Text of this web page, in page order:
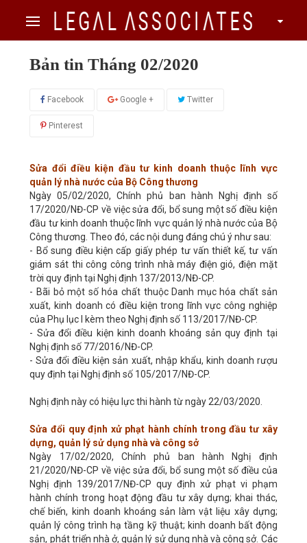
Bản tin Tháng 02/2020
Facebook Google + Twitter
Pinterest
Sửa đổi điều kiện đầu tư kinh doanh thuộc lĩnh vực
quản lý nhà nước của Bộ Công thương
Ngày 05/02/2020, Chính phủ ban hành Nghị định số
17/2020/NĐ-CP về việc sửa đổi, bổ sung một số điều kiện
đầu tư kinh doanh thuộc lĩnh vực quản lý nhà nước của Bộ
Công thương. Theo đó, các nội dung đáng chú ý như sau:
- Bổ sung điều kiện cấp giấy phép tư vấn thiết kế, tư vấn
giám sát thi công công trình nhà máy điện gió, điện mặt
trời quy định tại Nghị định 137/2013/NĐ-CP.
- Bãi bỏ một số hóa chất thuộc Danh mục hóa chất sản
xuất, kinh doanh có điều kiện trong lĩnh vực công nghiệp
của Phụ lục I kèm theo Nghị định số 113/2017/NĐ-CP.
- Sửa đổi điều kiện kinh doanh khoáng sản quy định tại
Nghị định số 77/2016/NĐ-CP.
- Sửa đổi điều kiện sản xuất, nhập khẩu, kinh doanh rượu
quy định tại Nghị định số 105/2017/NĐ-CP.
Nghị định này có hiệu lực thi hành từ ngày 22/03/2020.
Sửa đổi quy định xử phạt hành chính trong đầu tư xây
dựng, quản lý sử dụng nhà và công sở
Ngày 17/02/2020, Chính phủ ban hành Nghị định
21/2020/NĐ-CP về việc sửa đổi, bổ sung một số điều của
Nghị định 139/2017/NĐ-CP quy định xử phạt vi phạm
hành chính trong hoạt động đầu tư xây dựng; khai thác,
chế biến, kinh doanh khoáng sản làm vật liệu xây dựng;
quản lý công trình hạ tầng kỹ thuật; kinh doanh bất động
sản, phát triển nhà ở, quản lý sử dụng nhà và công sở. Các